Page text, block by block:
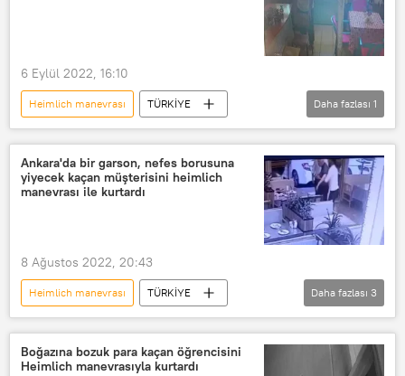
6 Eylül 2022, 16:10
Heimlich manevrası
TÜRKİYE
Simit
Konya
Daha fazlası 1
Ankara'da bir garson, nefes borusuna
yiyecek kaçan müşterisini heimlich
manevrası ile kurtardı
8 Ağustos 2022, 20:43
Heimlich manevrası
TÜRKİYE
Ankara
müşteri garson
Daha fazlası 3
Boğazına bozuk para kaçan öğrencisini
Heimlich manevrasıyla kurtardı